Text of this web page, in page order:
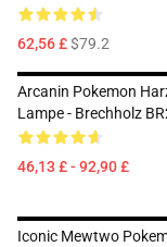
62,56 £$79.2
Arcanin Pokemon
Lampe - Brechholz
46,13 £ - 92,90 £
Iconic Mewtwo